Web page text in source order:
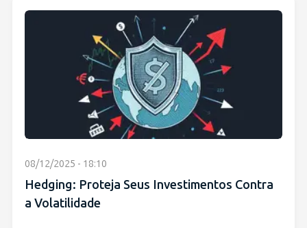
08/12/2025 - 18:10
Hedging: Proteja Seus Investimentos Contra
a Volatilidade